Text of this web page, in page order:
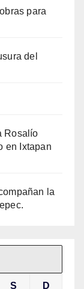
para
del
Rosalío
en Ixtapan
la
S D